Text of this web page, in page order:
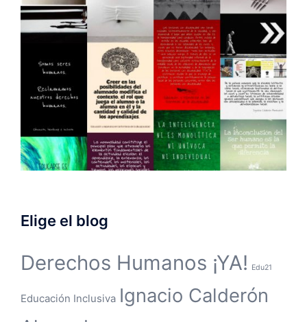
Elige el blog
Derechos Humanos ¡YA! Edu21
Educación Inclusiva Ignacio Calderón